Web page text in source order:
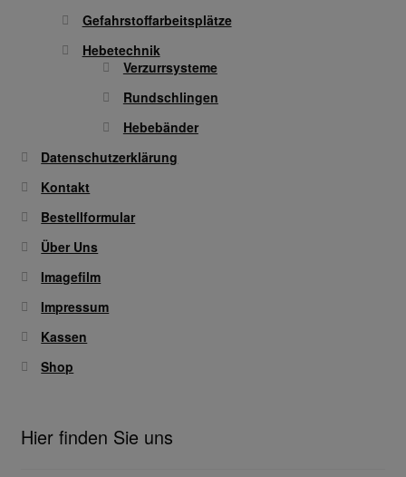
Gefahrstoffarbeitsplätze
Hebetechnik
Verzurrsysteme
Rundschlingen
Hebebänder
Datenschutzerklärung
Kontakt
Bestellformular
Über Uns
Imagefilm
Impressum
Kassen
Shop
Hier finden Sie uns